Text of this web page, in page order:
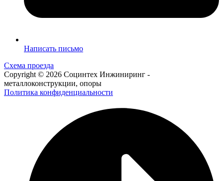
Написать письмо
Схема проезда
Copyright © 2026 Социнтех Инжиниринг -
металлоконструкции, опоры
Политика конфиденциальности